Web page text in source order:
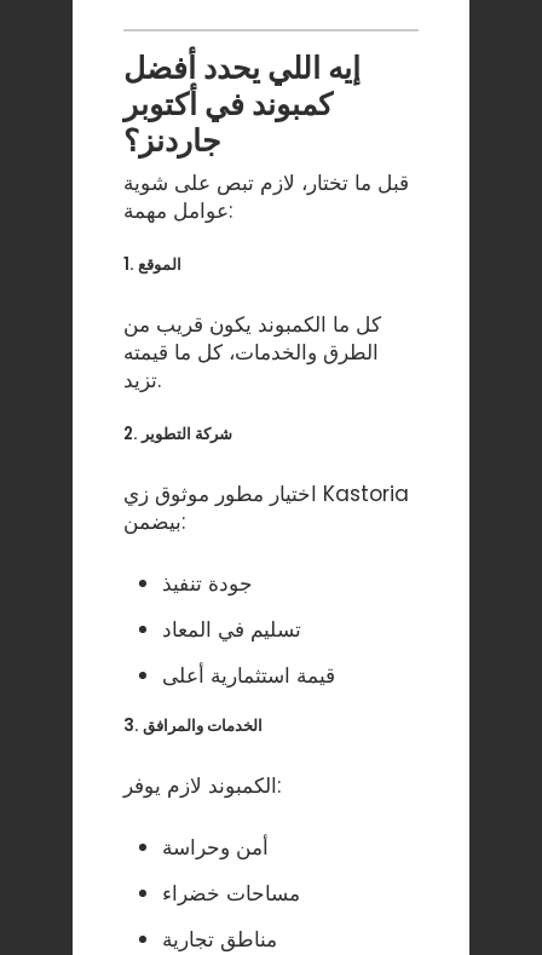
إيه اللي يحدد أفضل
كمبوند في أكتوبر
جاردنز؟
قبل ما تختار، لازم تبص على شوية
عوامل مهمة:
1. الموقع
كل ما الكمبوند يكون قريب من
الطرق والخدمات، كل ما قيمته
تزيد.
2. شركة التطوير
اختيار مطور موثوق زي Kastoria
بيضمن:
جودة تنفيذ
تسليم في المعاد
قيمة استثمارية أعلى
3. الخدمات والمرافق
الكمبوند لازم يوفر:
أمن وحراسة
مساحات خضراء
مناطق تجارية